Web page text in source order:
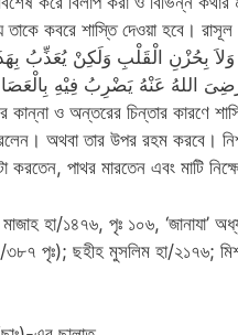
কবরে শাস্তি দেওয়া হবে। রাসূল
وَلاَ بِحُزْنِ الْقَلْبِ وَلَكِنْ يُعَذِّبُ
اللهُ عَنْهُ يَضْرِبُ فِيْهِ بِالْعَصَا
ও অন্তরের চিন্তার কারণে
অথবা তার উপর রহম করবে।
করতেন, পাথর মারতেন এবং মাটি
হা/১৪৭৬, পৃঃ ১০৬, ‘জানাযা’
পৃঃ); ছহীহ মুসলিম হা/২১৭৬;